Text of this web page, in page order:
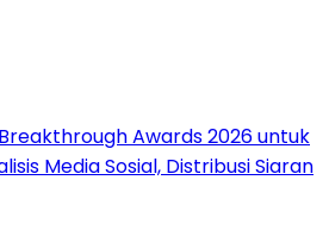
Awards 2026 untuk
Media Sosial, Distribusi Siaran